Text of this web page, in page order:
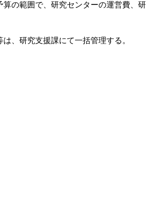
範囲で、研究センターの運営費、研
、研究支援課にて一括管理する。